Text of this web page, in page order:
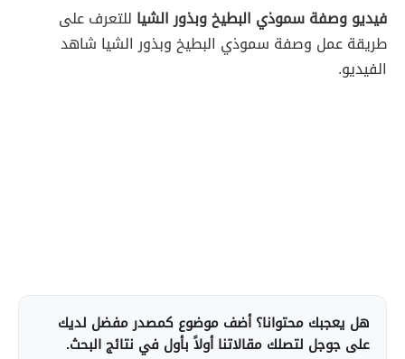
فيديو وصفة سموذي البطيخ وبذور الشيا للتعرف على
طريقة عمل وصفة سموذي البطيخ وبذور الشيا شاهد
الفيديو.
هل يعجبك محتوانا؟ أضف موضوع كمصدر مفضل لديك
على جوجل لتصلك مقالاتنا أولاً بأول في نتائج البحث.